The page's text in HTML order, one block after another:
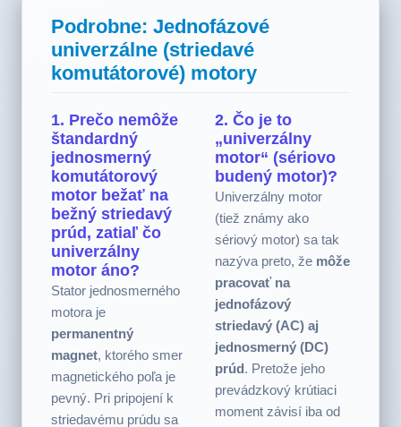
Podrobne: Jednofázové
komutátorové) motory
1. Prečo nemôže
štandardný
jednosmerný
komutátorový
motor bežať na
bežný striedavý
prúd, zatiaľ čo
univerzálny
motor áno?
Stator jednosmerného
motora je
permanentný
magnet, ktorého smer
magnetického poľa je
2. Čo je to
„univerzálny
motor“ (sériovo
budený motor)?
Univerzálny motor
(tiež známy ako
sériový motor) sa tak
nazýva preto, že
pracovať na
jednofázový
striedavý (AC) aj
jednosmerný (DC)
prúd. Pretože jeho